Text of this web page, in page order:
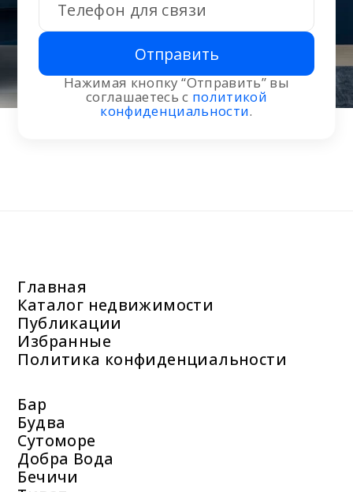
Отправить
Нажимая кнопку “Отправить” вы
соглашаетесь с политикой
конфиденциальности.
Главная
Каталог недвижимости
Публикации
Избранные
Политика конфиденциальности
Бар
Будва
Сутоморе
Добра Вода
Бечичи